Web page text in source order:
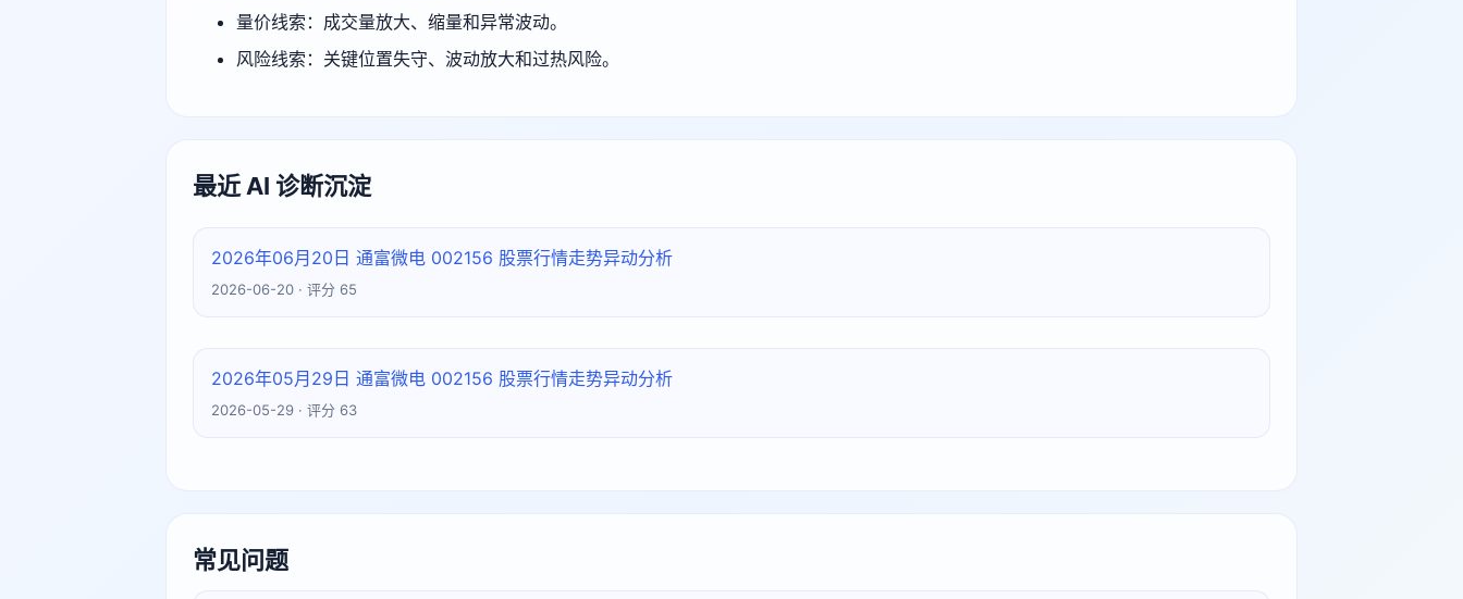
量价线索：成交量放大、缩量和异常波动。
风险线索：关键位置失守、波动放大和过热风险。
最近 AI 诊断沉淀
2026年06月20日 通富微电 002156 股票行情走势异动分析
2026-06-20 · 评分 65
2026年05月29日 通富微电 002156 股票行情走势异动分析
2026-05-29 · 评分 63
常见问题